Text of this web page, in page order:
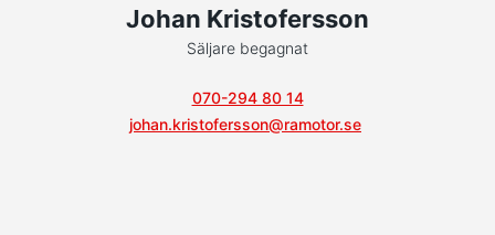
Johan Kristofersson
Säljare begagnat
070-294 80 14
johan.kristofersson@ramotor.se